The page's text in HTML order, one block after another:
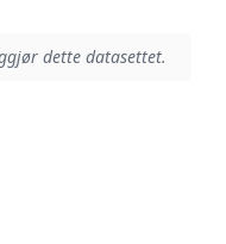
dette datasettet.